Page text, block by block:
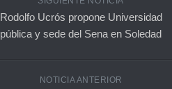
Rodolfo Ucrós propone Universidad
pública y sede del Sena en Soledad
NOTICIA ANTERIOR